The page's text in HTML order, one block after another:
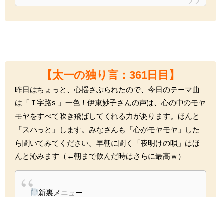
【太一の独り言：361 日目】
昨日はちょっと、心揺さぶられたので、今日のテーマ曲
は「Ｔ字路s 」一色！伊東妙子さんの声は、心の中のモヤ
モヤをすべて吹き飛ばしてくれる力があります。ほんと
「スパっと」します。みなさんも「心がモヤモヤ」した
ら聞いてみてください。早朝に聞く「夜明けの唄」はほ
んと沁みます（←朝まで飲んだ時はさらに最高ｗ）
新裏メニュー